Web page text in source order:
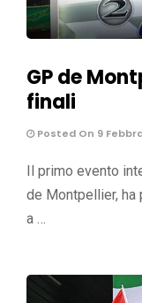
GP de
finali
Posted On 9
Il primo evento
de Montpellier,
a …